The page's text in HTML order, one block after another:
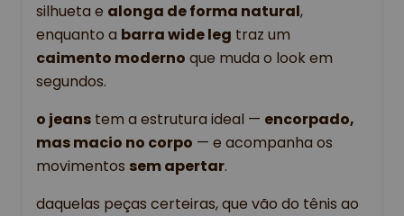
silhueta e alonga de forma natural,
enquanto a barra wide leg
caimento moderno que muda o look em
segundos.
o jeans tem a estrutura ideal — encorpado,
mas macio no corpo — e acompanha os
movimentos sem apertar.
daquelas peças certeiras, que vão do tênis ao